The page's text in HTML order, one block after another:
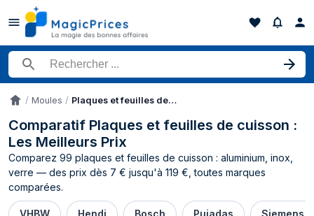
Rechercher un produit
AccueilMoules Plaques et feuilles de cuisson
Comparatif Plaques et feuilles de cuisson :
Les Meilleurs Prix
Comparez 99 plaques et feuilles de cuisson : aluminium, inox,
verre — des prix dès 7 € jusqu'à 119 €, toutes marques
comparées.
VHBW Hendi Bosch Pujadas Siemens